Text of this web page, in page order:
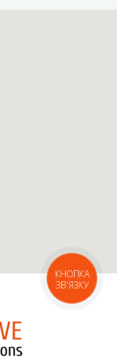
КНОПКА
ЗВ'ЯЗКУ